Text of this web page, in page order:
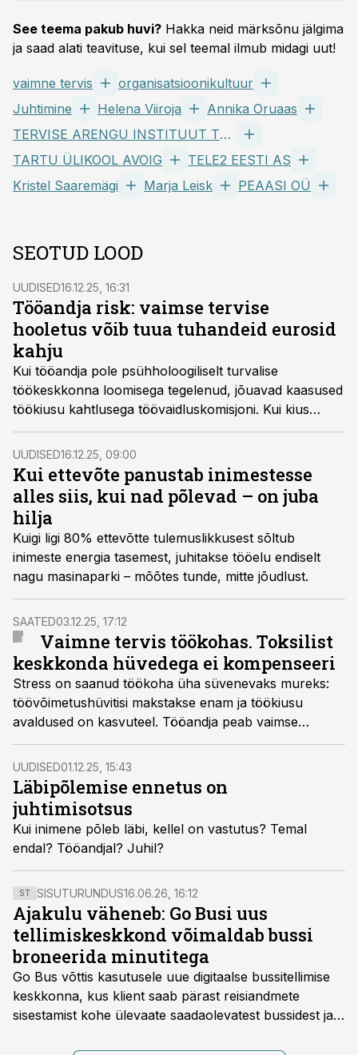
See teema pakub huvi? Hakka neid märksõnu jälgima
ja saad alati teavituse, kui sel teemal ilmub midagi uut!
vaimne tervis
organisatsioonikultuur
Juhtimine
Helena Viiroja
Annika Oruaas
TERVISE ARENGU INSTITUUT TRAS
TARTU ÜLIKOOL AVOIG
TELE2 EESTI AS
Kristel Saaremägi
Marja Leisk PEAASI OÜ
SEOTUD LOOD
UUDISED16.12.25, 16:31
Tööandja risk: vaimse tervise
hooletus võib tuua tuhandeid eurosid
kahju
Kui tööandja pole psühholoogiliselt turvalise
töökeskkonna loomisega tegelenud, jõuavad kaasused
töökiusu kahtlusega töövaidluskomisjoni. Kui kius
tuvastatakse, tuleb tööandjal avada rahakotirauad.
UUDISED16.12.25, 09:00
Kui ettevõte panustab inimestesse
alles siis, kui nad põlevad – on juba
hilja
Kuigi ligi 80% ettevõtte tulemuslikkusest sõltub
inimeste energia tasemest, juhitakse tööelu endiselt
nagu masinaparki – mõõtes tunde, mitte jõudlust.
SAATED03.12.25, 17:12
Vaimne tervis töökohas. Toksilist
keskkonda hüvedega ei kompenseeri
Stress on saanud töökoha üha süvenevaks mureks:
töövõimetushüvitisi makstakse enam ja töökiusu
avaldused on kasvuteel. Tööandja peab vaimse
tervisega töökohas tegelema, kuid õhulosside loomine
ja näiline toetamine ei aita, räägivad asjatundjad saates
“Kasvukursil”.
UUDISED01.12.25, 15:43
Läbipõlemise ennetus on
juhtimisotsus
Kui inimene põleb läbi, kellel on vastutus? Temal
endal? Tööandjal? Juhil?
ST SISUTURUNDUS16.06.26, 16:12
Ajakulu väheneb: Go Busi uus
tellimiskeskkond võimaldab bussi
broneerida minutitega
Go Bus võttis kasutusele uue digitaalse bussitellimise
keskkonna, kus klient saab pärast reisiandmete
sisestamist kohe ülevaate saadaolevatest bussidest ja